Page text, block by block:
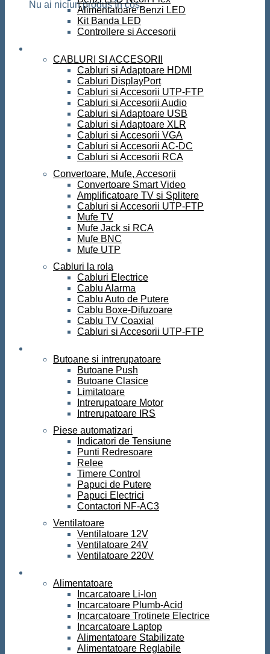
Nu ai niciun produs în coș.
Alimentatoare Benzi LED
Kit Banda LED
Controllere si Accesorii
CABLURI SI ACCESORII
Cabluri si Adaptoare HDMI
Cabluri DisplayPort
Cabluri si Accesorii UTP-FTP
Cabluri si Accesorii Audio
Cabluri si Adaptoare USB
Cabluri si Adaptoare XLR
Cabluri si Accesorii VGA
Cabluri si Accesorii AC-DC
Cabluri si Accesorii RCA
Convertoare, Mufe, Accesorii
Convertoare Smart Video
Amplificatoare TV si Splitere
Cabluri si Accesorii UTP-FTP
Mufe TV
Mufe Jack si RCA
Mufe BNC
Mufe UTP
Cabluri la rola
Cabluri Electrice
Cablu Alarma
Cablu Auto de Putere
Cablu Boxe-Difuzoare
Cablu TV Coaxial
Cabluri si Accesorii UTP-FTP
Butoane si intrerupatoare
Butoane Push
Butoane Clasice
Limitatoare
Intrerupatoare Motor
Intrerupatoare IRS
Piese automatizari
Indicatori de Tensiune
Punti Redresoare
Relee
Timere Control
Papuci de Putere
Papuci Electrici
Contactori NF-AC3
Ventilatoare
Ventilatoare 12V
Ventilatoare 24V
Ventilatoare 220V
Alimentatoare
Incarcatoare Li-Ion
Incarcatoare Plumb-Acid
Incarcatoare Trotinete Electrice
Incarcatoare Laptop
Alimentatoare Stabilizate
Alimentatoare Reglabile